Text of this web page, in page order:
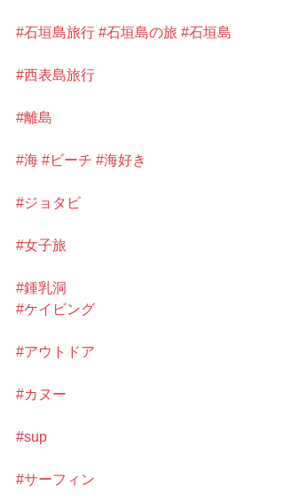
#石垣島旅行 #石垣島の旅 #石垣島
#西表島旅行
#離島
#海 #ビーチ #海好き
#ジョタビ
#女子旅
#鍾乳洞
#ケイビング
#アウトドア
#カヌー
#sup
#サーフィン